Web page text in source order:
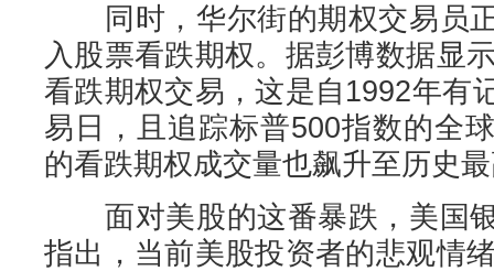
同时，华尔街的期权交易员
入股票看跌期权。据彭博数据显
看跌期权交易，这是自1992年有
易日，且追踪标普500指数的全
的看跌期权成交量也飙升至历史
面对美股的这番暴跌，美国
指出，当前美股投资者的悲观情